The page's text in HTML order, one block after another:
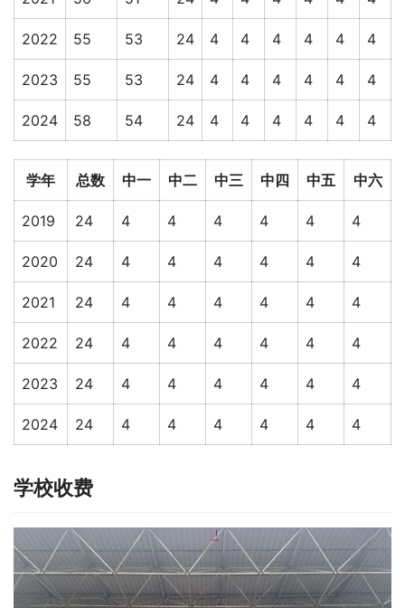
2022 55 53 24 4 4 4 4 4 4
2023 55 53 24 4 4 4 4 4 4
2024 58 54 24 4 4 4 4 4 4
学年 总数 中一 中二 中三 中四 中五 中六
2019 24 4 4 4 4 4 4
2020 24 4 4 4 4 4 4
2021 24 4 4 4 4 4 4
2022 24 4 4 4 4 4 4
2023 24 4 4 4 4 4 4
2024 24 4 4 4 4 4 4
学校收费